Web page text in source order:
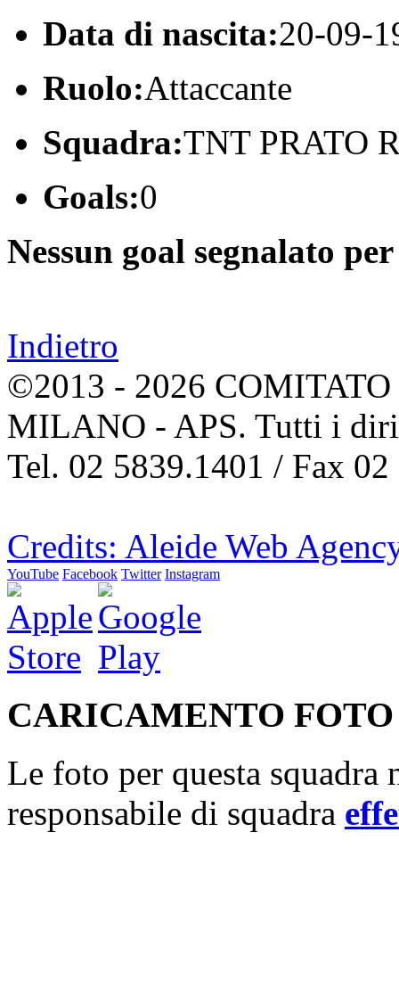
Data di nascita:20-09-
Ruolo:Attaccante
Squadra:TNT PRATO
Goals:0
Nessun goal segnalato
Indietro
©2013 - 2026
MILANO - APS. Tutti i
Tel. 02 5839.1401 / Fax
Credits: Aleide Web
YouTube Facebook Twitter Instagram
CARICAMENTO FOTO
Le foto per questa squadra
responsabile di squadra